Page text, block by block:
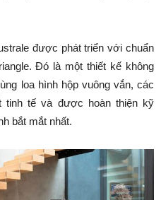
được phát triển với chuẩn
Đó là một thiết kế không
loa hình hộp vuông vắn, các
tinh tế và được hoàn thiện kỹ
bắt mắt nhất.